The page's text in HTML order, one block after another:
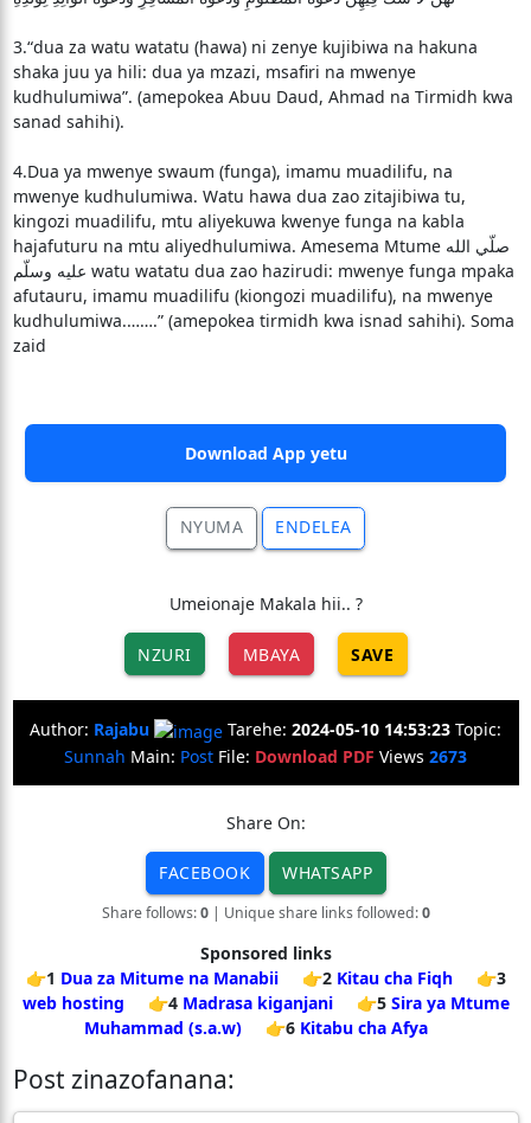
3.“dua za watu watatu (hawa) ni zenye kujibiwa na hakuna
shaka juu ya hili: dua ya mzazi, msafiri na mwenye
kudhulumiwa”. (amepokea Abuu Daud, Ahmad na Tirmidh kwa
sanad sahihi).
4.Dua ya mwenye swaum (funga), imamu muadilifu, na
mwenye kudhulumiwa. Watu hawa dua zao zitajibiwa tu,
kingozi muadilifu, mtu aliyekuwa kwenye funga na kabla
hajafuturu na mtu aliyedhulumiwa. Amesema Mtume صلّي الله
عليه وسلّم watu watatu dua zao hazirudi: mwenye funga mpaka
afutauru, imamu muadilifu (kiongozi muadilifu), na mwenye
kudhulumiwa.…….” (amepokea tirmidh kwa isnad sahihi). Soma
zaid
Download App yetu
NYUMA ENDELEA
Umeionaje Makala hii.. ?
NZURI MBAYA SAVE
Author: Rajabu Tarehe: 2024-05-10 14:53:23 Topic:
Sunnah Main: Post File: Download PDF Views 2673
Share On:
FACEBOOK WHATSAPP
Share follows:0| Unique share links followed:0
Sponsored links
👉1 Dua za Mitume na Manabii 👉2 Kitau cha Fiqh
👉3
web hosting
👉4 Madrasa kiganjani 👉5 Sira ya Mtume
Muhammad (s.a.w)
👉6 Kitabu cha Afya
Post zinazofanana: